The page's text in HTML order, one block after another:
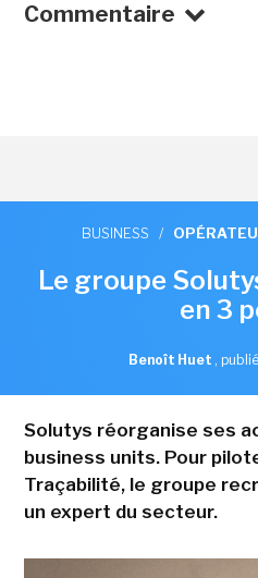
Commentaire
BUSINESS /
Le groupe
en 3
Benoît Huet ,
Solutys réorganise ses
business units. Pour
Traçabilité, le groupe
un expert du secteur.